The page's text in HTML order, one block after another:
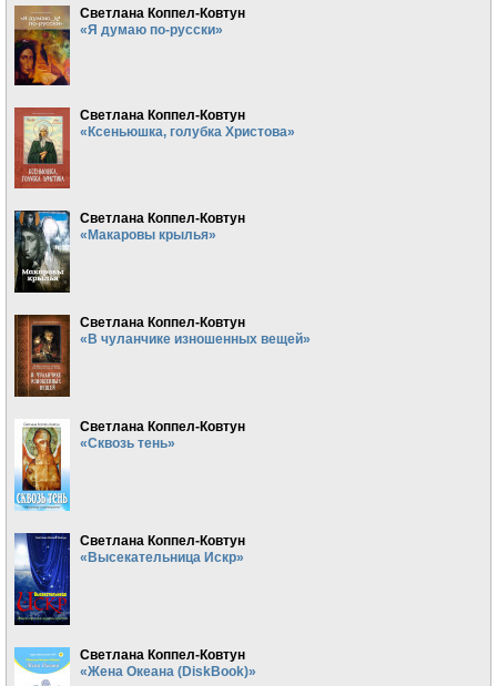
Светлана Коппел-Ковтун
«Я думаю по-русски»
Светлана Коппел-Ковтун
«Ксеньюшка, голубка Христова»
Светлана Коппел-Ковтун
«Макаровы крылья»
Светлана Коппел-Ковтун
«В чуланчике изношенных вещей»
Светлана Коппел-Ковтун
«Сквозь тень»
Светлана Коппел-Ковтун
«Высекательница Искр»
Светлана Коппел-Ковтун
«Жена Океана (DiskBook)»